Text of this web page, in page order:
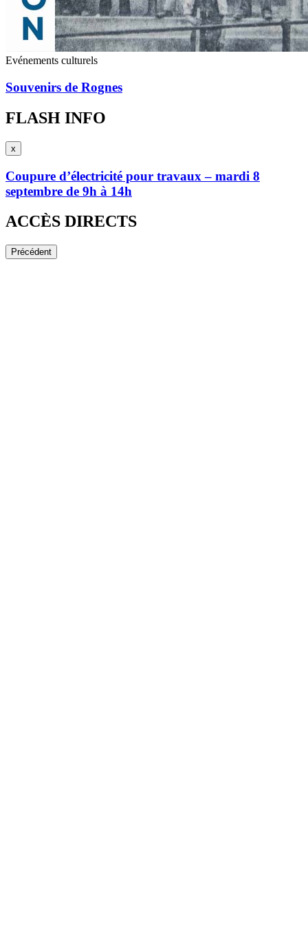
Evénements culturels
Souvenirs de Rognes
Précédent
Suivant
FLASH INFO
x
Fermeture
flash
info
Coupure d’électricité pour travaux – mardi 8
septembre de 9h à 14h
ACCÈS DIRECTS
Précédent